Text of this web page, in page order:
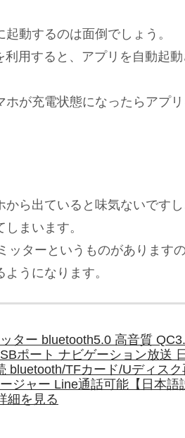
動するのは面倒でしょう。
用すると、アプリを自動起
が充電状態になったらアプ
ら出ていると味気ないです
まいます。
ターというものがあります
うになります。
ター bluetooth5.0 高音質
ポート ナビゲーション放送
bluetooth/TFカード/Uディス
ジャー Line通話可能【日本語
細を見る